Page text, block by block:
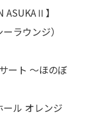
】
ウンジ）
ト ～ほのぼ
ル オレンジ